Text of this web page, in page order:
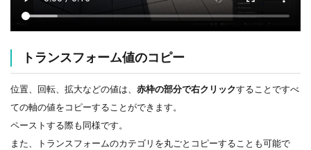
トランスフォーム値のコピー
位置、回転、拡大などの値は、 赤枠の部分で右クリックすることですべ
ての軸の値をコピーすることができます。
ペーストする際も同様です。
また、トランスフォームのカテゴリを丸ごとコピーすることも可能で